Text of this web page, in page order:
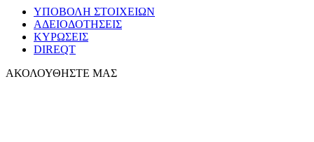
ΥΠΟΒΟΛΗ ΣΤΟΙΧΕΙΩΝ
ΑΔΕΙΟΔΟΤΗΣΕΙΣ
ΚΥΡΩΣΕΙΣ
DIREQT
ΑΚΟΛΟΥΘΗΣΤΕ ΜΑΣ